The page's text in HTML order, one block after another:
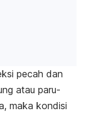
pecah dan
atau paru-
maka kondisi